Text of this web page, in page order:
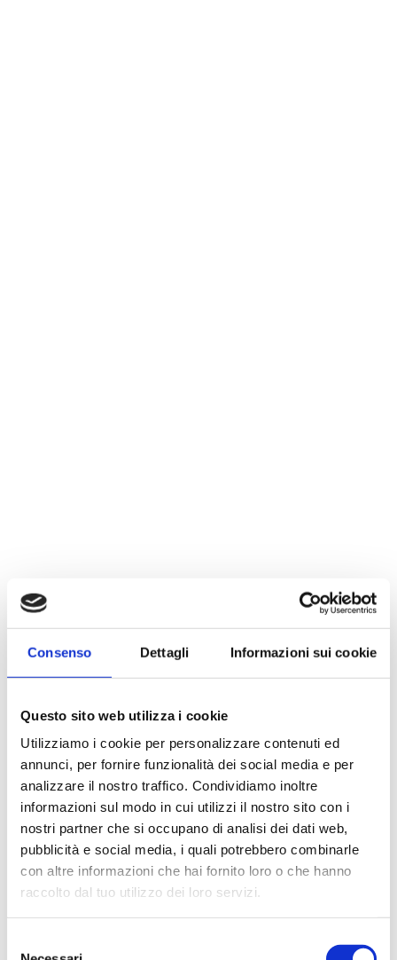
Consenso Dettagli Informazioni sui cookie
Questo sito web utilizza i cookie
Utilizziamo i cookie per personalizzare contenuti ed
annunci, per fornire funzionalità dei social media e per
analizzare il nostro traffico. Condividiamo inoltre
informazioni sul modo in cui utilizzi il nostro sito con i
nostri partner che si occupano di analisi dei dati web,
pubblicità e social media, i quali potrebbero combinarle
con altre informazioni che hai fornito loro o che hanno
raccolto dal tuo utilizzo dei loro servizi.